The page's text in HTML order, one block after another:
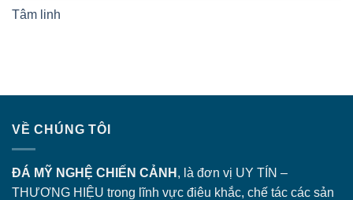
Tâm linh
VỀ CHÚNG TÔI
ĐÁ MỸ NGHỆ CHIẾN CẢNH , là đơn vị UY TÍN –
THƯƠNG HIỆU trong lĩnh vực điêu khắc, chế tác các sản